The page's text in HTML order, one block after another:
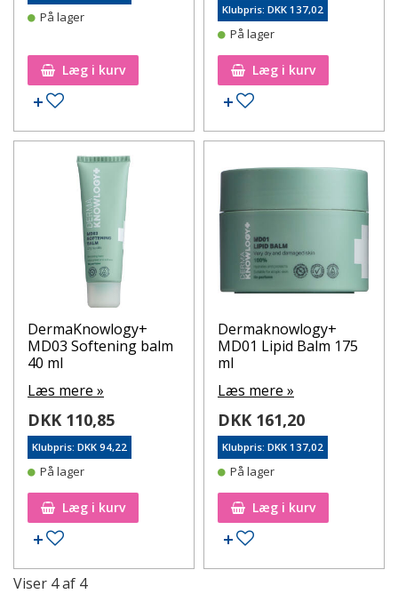
På lager
Læg i kurv
Tilføj til ønskeseddel
Klubpris: DKK 137,02
På lager
Læg i kurv
Tilføj til ønskeseddel
DermaKnowlogy+
MD03 Softening balm
40 ml
Læs mere »
DKK 110,85
Klubpris: DKK 94,22
På lager
Læg i kurv
Tilføj til ønskeseddel
Dermaknowlogy+
MD01 Lipid Balm 175
ml
Læs mere »
DKK 161,20
Klubpris: DKK 137,02
På lager
Læg i kurv
Tilføj til ønskeseddel
Viser 4af 4